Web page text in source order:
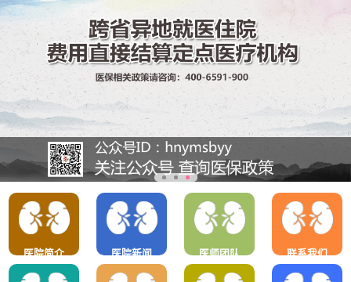
医院简介 医院新闻 医师团队 联系我们